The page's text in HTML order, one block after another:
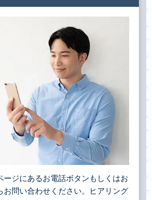
ージにあるお電話ボタンもしくはお
お問い合わせください。ヒアリング